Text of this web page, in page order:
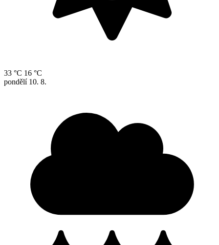
33 °C 16 °C
pondělí 10. 8.